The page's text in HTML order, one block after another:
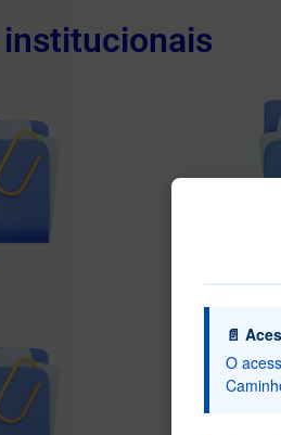
📄
O